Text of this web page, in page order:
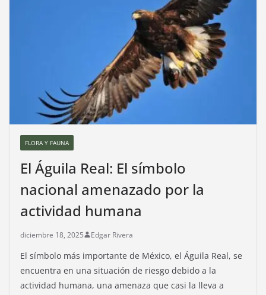
FLORA Y FAUNA
El Águila Real: El símbolo
nacional amenazado por la
actividad humana
diciembre 18, 2025 Edgar Rivera
El símbolo más importante de México, el Águila Real, se
encuentra en una situación de riesgo debido a la
actividad humana, una amenaza que casi la lleva a